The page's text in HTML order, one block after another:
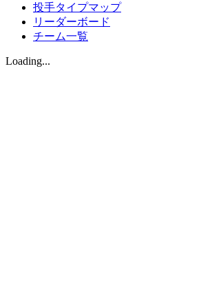
投手タイプマップ
リーダーボード
チーム一覧
Loading...